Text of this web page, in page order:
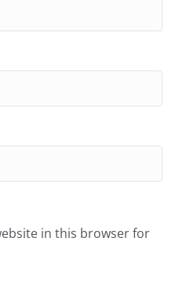
in this browser for